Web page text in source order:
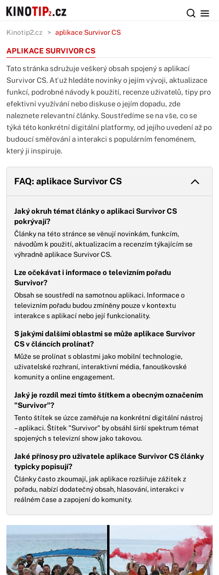
Kinotip2.cz aplikace Survivor CS
APLIKACE SURVIVOR CS
Tato stránka sdružuje veškerý obsah spojený s aplikací
Survivor CS. Ať už hledáte novinky o jejím vývoji, aktualizace
funkcí, podrobné návody k použití, recenze uživatelů, tipy pro
efektivní využívání nebo diskuse o jejím dopadu, zde
naleznete relevantní články. Soustředíme se na vše, co se
týká této konkrétní digitální platformy, od jejího uvedení až po
budoucí směřování a interakci s populárním fenoménem,
který ji inspiruje.
FAQ: aplikace Survivor CS
Jaký okruh témat články o aplikaci Survivor CS
pokrývají?
Články na této stránce se věnují novinkám, funkcím,
návodům k použití, aktualizacím a recenzím týkajícím se
výhradně aplikace Survivor CS.
Lze očekávat i informace o televizním pořadu
Survivor?
Obsah se soustředí na samotnou aplikaci. Informace o
televizním pořadu budou zmíněny pouze v kontextu
interakce s aplikací nebo její funkcionality.
S jakými dalšími oblastmi se může aplikace Survivor
CS v článcích prolínat?
Může se prolínat s oblastmi jako mobilní technologie,
uživatelské rozhraní, interaktivní média, fanouškovské
komunity a online engagement.
Jaký je rozdíl mezi tímto štítkem a obecným označením
"Survivor"?
Tento štítek se úzce zaměřuje na konkrétní digitální nástroj
– aplikaci. Štítek "Survivor" by obsáhl širší spektrum témat
spojených s televizní show jako takovou.
Jaké přínosy pro uživatele aplikace Survivor CS články
typicky popisují?
Články často zkoumají, jak aplikace rozšiřuje zážitek z
pořadu, nabízí dodatečný obsah, hlasování, interakci v
reálném čase a zapojení do komunity.